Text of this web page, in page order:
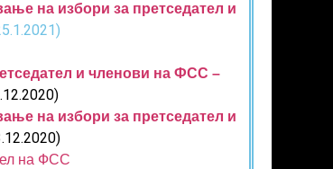
на избори за претседател и
и членови на ФСС –
на избори за претседател и
на ФСС